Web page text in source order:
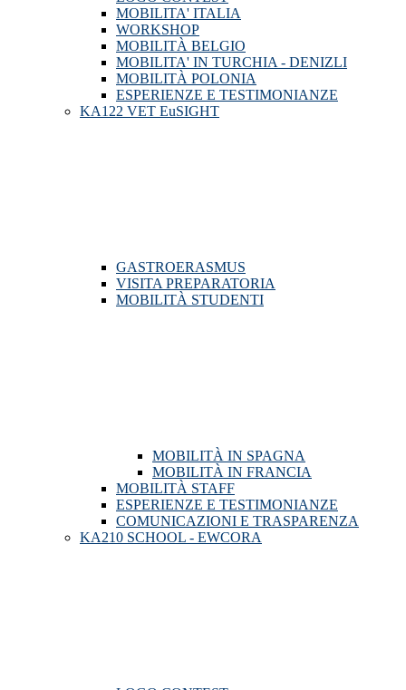
MOBILITA' ITALIA
WORKSHOP
MOBILITÀ BELGIO
MOBILITA' IN TURCHIA - DENIZLI
MOBILITÀ POLONIA
ESPERIENZE E TESTIMONIANZE
KA122 VET EuSIGHT
GASTROERASMUS
VISITA PREPARATORIA
MOBILITÀ STUDENTI
MOBILITÀ IN SPAGNA
MOBILITÀ IN FRANCIA
MOBILITÀ STAFF
ESPERIENZE E TESTIMONIANZE
COMUNICAZIONI E TRASPARENZA
KA210 SCHOOL - EWCORA